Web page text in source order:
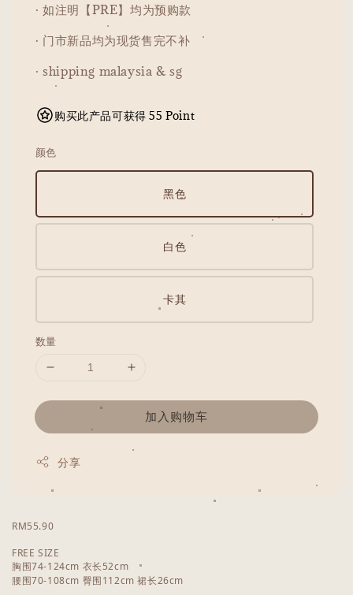
· 如注明【PRE】均为预购款
· 门市新品均为现货售完不补
· shipping malaysia & sg
购买此产品可获得 55 Point
颜色
黑色
白色
卡其
数量
加入购物车
分享
RM55.90
FREE SIZE
胸围74-124cm 衣长52cm
腰围70-108cm 臀围112cm 裙长26cm